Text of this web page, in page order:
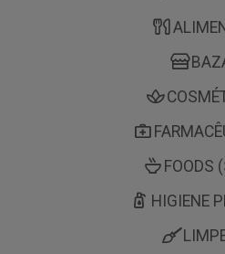
FOODS
HIGIENE